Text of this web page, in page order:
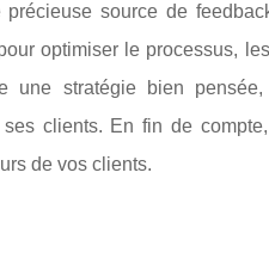
source de
optimiser le processus,
une stratégie bien
clients. En fin de
de vos clients.